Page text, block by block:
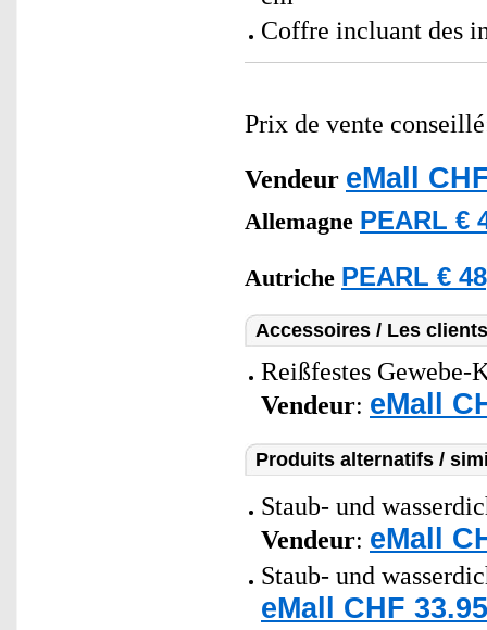
Coffre incluant des
Prix de vente
Vendeur eMall
Allemagne PEARL €
Autriche PEARL €
Accessoires / Les
Reißfestes Gewebe-
Vendeur: eMall
Produits alternatifs /
Staub- und
Vendeur: eMall
Staub- und
eMall CHF